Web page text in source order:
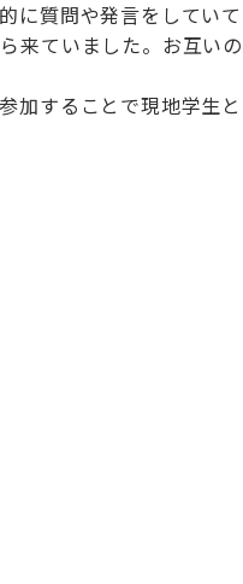
に質問や発言をしてい
ていました。お互い
することで現地学生